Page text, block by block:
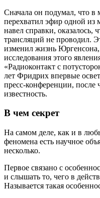
Сначала он подумал, что в
перехватил эфир одной из
навел справки, оказалось,
трансляций не проводил.
изменил жизнь
исследования этого
«Радиоконтакт с
лет Фридрих впервые
пресс-конференции,
известность.
В чем секрет
На самом деле, как и в
феномена есть научное
несколько.
Первое связано с
и слышать то, чего в
Называется такая